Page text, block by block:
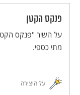
פנקס הקטן
על השיר "פנקס
מתי כספי.
על היצירה